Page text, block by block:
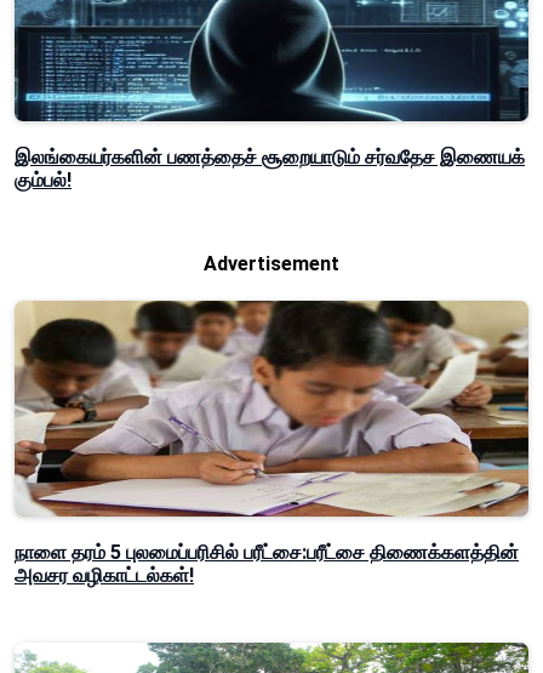
இலங்கையர்களின் பணத்தைச் சூறையாடும் சர்வதேச இணையக்
கும்பல்!
Advertisement
நாளை தரம் 5 புலமைப்பரிசில் பரீட்சை:பரீட்சை திணைக்களத்தின்
அவசர வழிகாட்டல்கள்!